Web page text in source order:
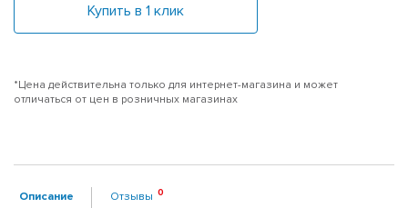
Купить в 1 клик
*Цена действительна только для интернет-магазина и может
отличаться от цен в розничных магазинах
Описание Отзывы